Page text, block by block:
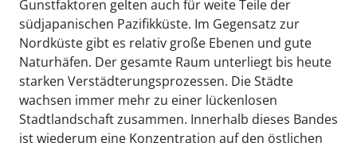
Gunstfaktoren gelten auch für weite Teile der
südjapanischen Pazifikküste. Im Gegensatz zur
Nordküste gibt es relativ große Ebenen und gute
Naturhäfen. Der gesamte Raum unterliegt bis heute
starken Verstädterungsprozessen. Die Städte
wachsen immer mehr zu einer lückenlosen
Stadtlandschaft zusammen. Innerhalb dieses Bandes
ist wiederum eine Konzentration auf den östlichen